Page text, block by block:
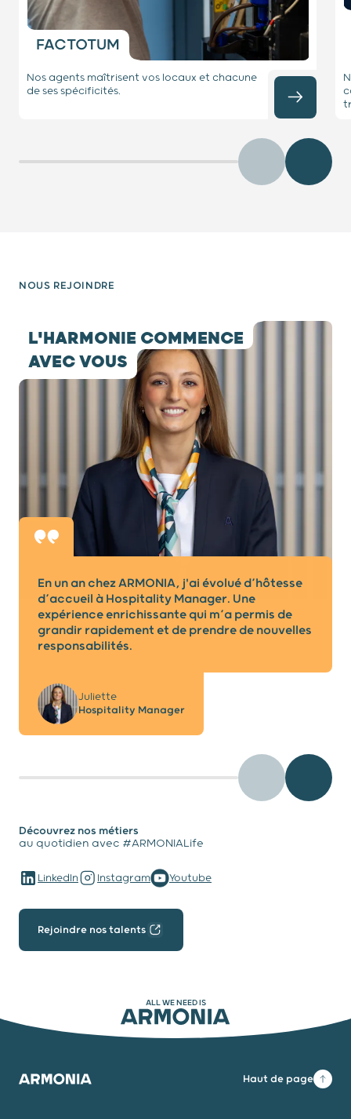
FACTOTUM
Nos agents maîtrisent vos locaux et chacune
de ses spécificités.
Précédent
NOUS REJOINDRE
L'HARMONIE COMMENCE
AVEC VOUS
testimony -
En un an chez ARMONIA, j'ai évolué d’hôtesse
d’accueil à Hospitality Manager. Une
expérience enrichissante qui m’a permis de
grandir rapidement et de prendre de nouvelles
responsabilités.
Juliette
Hospitality Manager
Découvrez nos métiers
au quotidien avec #ARMONIALife
LinkedIn Instagram Youtube
Rejoindre nos talents
ALL WE NEED IS
ARMONIA
Armonia Haut de page